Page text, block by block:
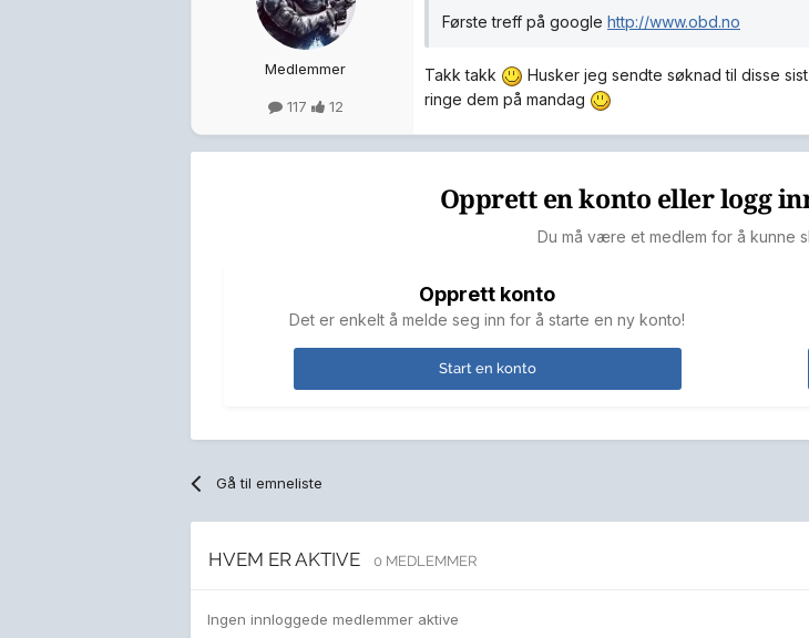
Medlemmer
117 12
Første treff på google http://www.obd.no
Takk takk Husker jeg sendte søknad til disse
ringe dem på mandag
Opprett en konto eller logg
Du må være et medlem for å kunne
Opprett konto
Det er enkelt å melde seg inn for å starte en ny konto!
Start en konto
Gå til emneliste
HVEM ER AKTIVE 0 MEDLEMMER
Ingen innloggede medlemmer aktive